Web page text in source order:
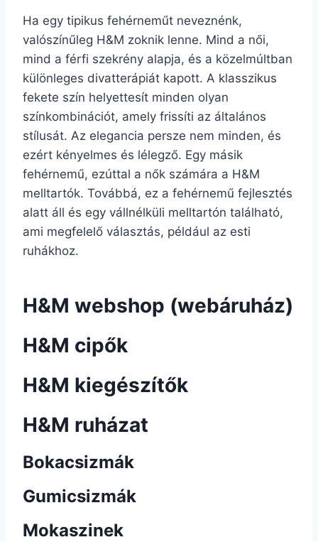
Ha egy tipikus fehérneműt neveznénk,
valószínűleg H&M zoknik lenne. Mind a női,
mind a férfi szekrény alapja, és a közelmúltban
különleges divatterápiát kapott. A klasszikus
fekete szín helyettesít minden olyan
színkombinációt, amely frissíti az általános
stílusát. Az elegancia persze nem minden, és
ezért kényelmes és lélegző. Egy másik
fehérnemű, ezúttal a nők számára a H&M
melltartók. Továbbá, ez a fehérnemű fejlesztés
alatt áll és egy vállnélküli melltartón található,
ami megfelelő választás, például az esti
ruhákhoz.
H&M webshop (webáruház)
H&M cipők
H&M kiegészítők
H&M ruházat
Bokacsizmák
Gumicsizmák
Mokaszinek